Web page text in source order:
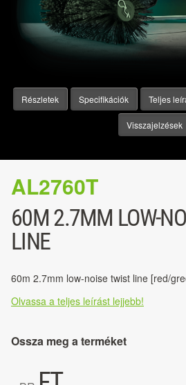
Részletek Specifikációk Teljes
Visszajelzések
AL2760T
60M 2.7MM LOW-
LINE
60m 2.7mm low-noise twist line [red/
Olvassa a teljes leírást lejjebb!
Ossza meg a terméket